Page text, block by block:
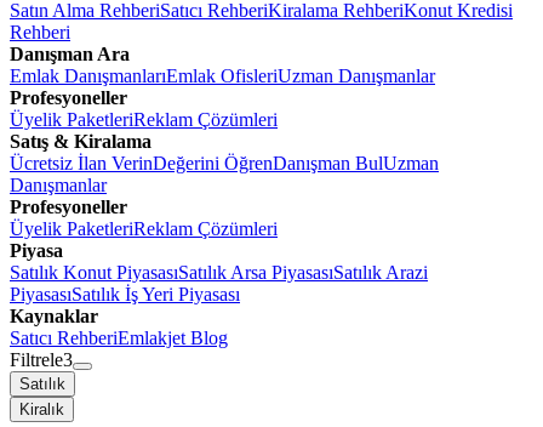
Satın Alma RehberiSatıcı RehberiKiralama RehberiKonut Kredisi
Rehberi
Danışman Ara
Emlak DanışmanlarıEmlak OfisleriUzman Danışmanlar
Profesyoneller
Üyelik PaketleriReklam Çözümleri
Satış & Kiralama
Ücretsiz İlan VerinDeğerini ÖğrenDanışman BulUzman
Danışmanlar
Profesyoneller
Üyelik PaketleriReklam Çözümleri
Piyasa
Satılık Konut PiyasasıSatılık Arsa PiyasasıSatılık Arazi
PiyasasıSatılık İş Yeri Piyasası
Kaynaklar
Satıcı RehberiEmlakjet Blog
Filtrele3
Satılık
Kiralık